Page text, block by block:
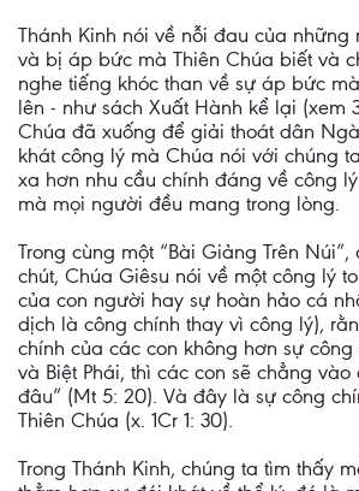
Thánh Kinh nói về nỗi đau của những
và bị áp bức mà Thiên Chúa biết và
nghe tiếng khóc than về sự áp bức
lên - như sách Xuất Hành kể lại (xem
Chúa đã xuống để giải thoát dân
khát công lý mà Chúa nói với chúng
xa hơn nhu cầu chính đáng về công
mà mọi người đều mang trong lòng.
Trong cùng một “Bài Giảng Trên
chút, Chúa Giêsu nói về một công lý
của con người hay sự hoàn hảo cá
dịch là công chính thay vì công lý),
chính của các con không hơn sự
và Biệt Phái, thì các con sẽ chẳng
đâu” (Mt 5: 20). Và đây là sự công
Thiên Chúa (x. 1Cr 1: 30).
Trong Thánh Kinh, chúng ta tìm thấy